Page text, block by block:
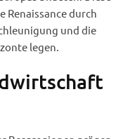
Renaissance durch
und die
legen.